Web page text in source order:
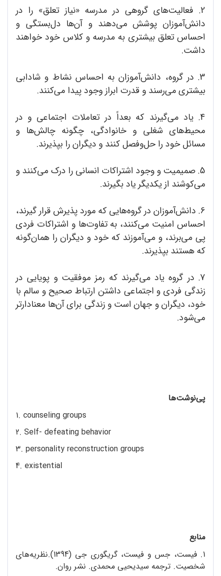
2. فعالیت‌های گروهی در مدرسه «نیاز تعلق» را در
دانش‌آموزان پوشش می‌دهند و آن‌ها دل‌بستگی و
احساس تعلق بیشتری به مدرسه و کلاس خود خواهند
داشت.
3. در گروه، دانش‌آموزان به احساس نشاط و شادابی
بیشتری می‌رسند و قدرت ابراز وجود پیدا می‌کنند.
4. یاد می‌گیرند که بعداً در تعاملات اجتماعی و در
محیط‌های شغلی و خانوادگی، چگونه چالش‌ها و
مسائل خود را حل‌وفصل کنند و دیگران را بپذیرند.
5. صمیمیت و وجود اشتراکات انسانی را درک می‌کنند و
می‌کوشند از یکدیگر یاد بگیرند.
6. دانش‌آموزان در گروه‌هایی که مورد پذیرش قرار گیرند،
احساس امنیت می‌کنند، به تفاوت‌ها و اشتراکات فردی
پی می‌برند، و می‌آموزند که خود و دیگران را همان‌گونه
که هستند بپذیرند.
7. در گروه یاد می‌گیرند که رمز موفقیت و پویایی در
زندگی فردی و اجتماعی داشتن ارتباط صحیح و سالم با
خود، دیگران و جهان است و زندگی برای آن‌ها معنادارتر
می‌شود.
پی‌نوشت‌ها
1. counseling groups
2. Self- defeating behavior
3. personality reconstruction groups
4. existential
منابع
1. فیست، جس و فیست، گریگوری جی (1394).نظریه‌های
شخصیت. ترجمه سیدیحیی محمدی. نشر روان.